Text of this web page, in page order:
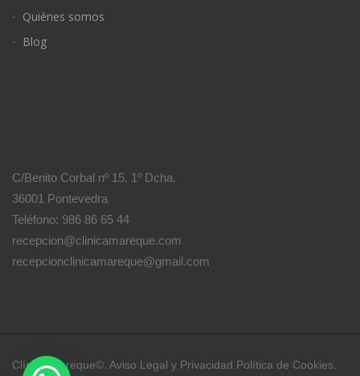
Quiénes somos
Blog
C/Benito Corbal nº 15. 1º Dcha.
36001 Pontevedra
Teléfono: 986 86 65 44
recepcion@clinicamareque.com
recepcionclinicamareque@gmail.com
Clínica Mareque©. Aviso Legal y Privacidad Política de Cookies